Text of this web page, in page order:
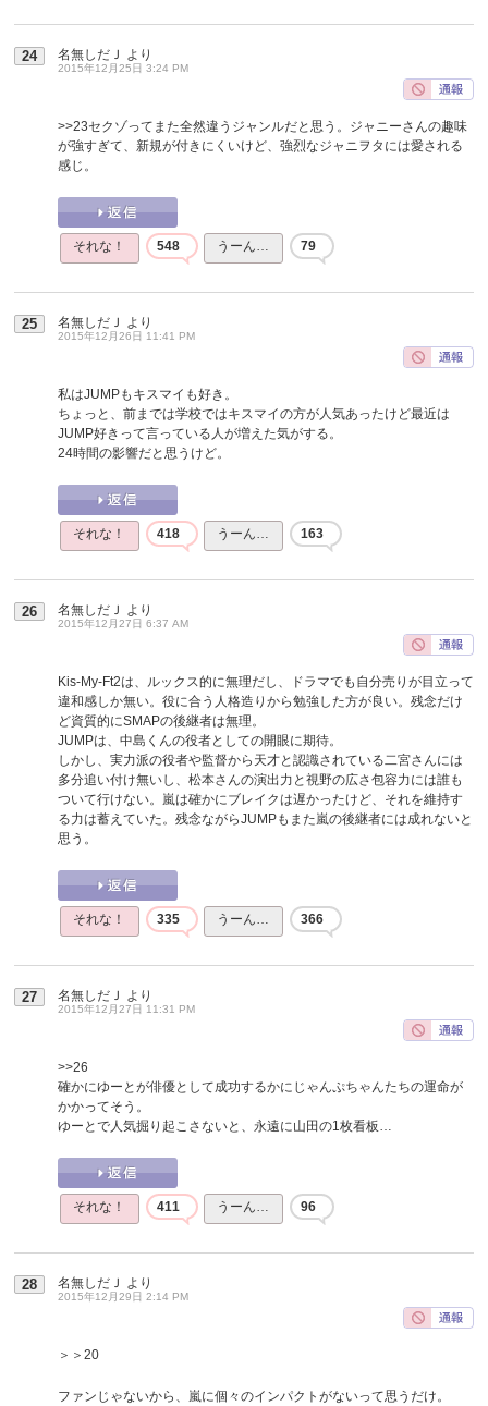
24 名無しだＪ より
2015年12月25日 3:24 PM
>>23セクゾってまた全然違うジャンルだと思う。ジャニーさんの趣味
が強すぎて、新規が付きにくいけど、強烈なジャニヲタには愛される
感じ。
それな！ 548 うーん… 79
25 名無しだＪ より
2015年12月26日 11:41 PM
私はJUMPもキスマイも好き。
ちょっと、前までは学校ではキスマイの方が人気あったけど最近は
JUMP好きって言っている人が増えた気がする。
24時間の影響だと思うけど。
それな！ 418 うーん… 163
26 名無しだＪ より
2015年12月27日 6:37 AM
Kis-My-Ft2は、ルックス的に無理だし、ドラマでも自分売りが目立って
違和感しか無い。役に合う人格造りから勉強した方が良い。残念だけ
ど資質的にSMAPの後継者は無理。
JUMPは、中島くんの役者としての開眼に期待。
しかし、実力派の役者や監督から天才と認識されている二宮さんには
多分追い付け無いし、松本さんの演出力と視野の広さ包容力には誰も
ついて行けない。嵐は確かにブレイクは遅かったけど、それを維持す
る力は蓄えていた。残念ながらJUMPもまた嵐の後継者には成れないと
思う。
それな！ 335 うーん… 366
27 名無しだＪ より
2015年12月27日 11:31 PM
>>26
確かにゆーとが俳優として成功するかにじゃんぷちゃんたちの運命が
かかってそう。
ゆーとで人気掘り起こさないと、永遠に山田の1枚看板…
それな！ 411 うーん… 96
28 名無しだＪ より
2015年12月29日 2:14 PM
＞＞20
ファンじゃないから、嵐に個々のインパクトがないって思うだけ。